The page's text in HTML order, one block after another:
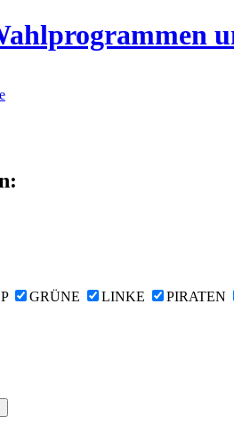
GRÜNE LINKE PIRATEN